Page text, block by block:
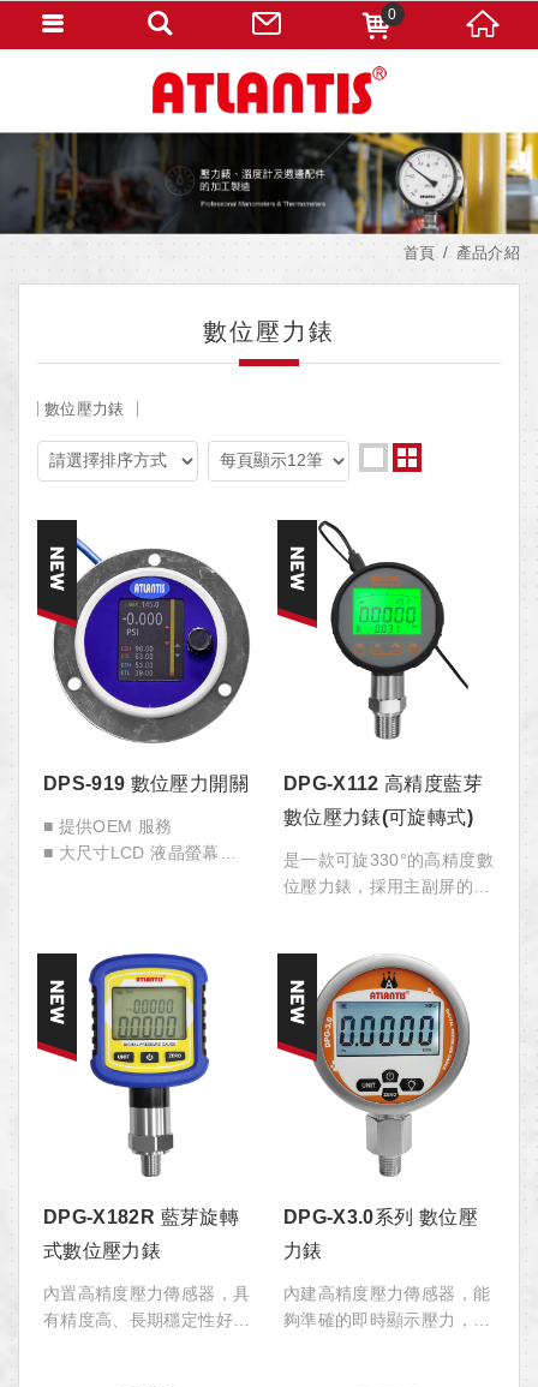
首頁 產品介紹
數位壓力錶
數位壓力錶
DPS-919 數位壓力開關
■ 提供OEM 服務
■ 大尺寸LCD 液晶螢幕
DPG-X112 高精度藍芽
數位壓力錶(可旋轉式)
是一款可旋330°的高精度數
位壓力錶，採用主副屏的分
力最大值、最小值及量程範
圍等數據。可通過type-c 或
藍芽功能匯出紀錄的數據，
並可對多種參數進行設置。
可應用在機械電子行業、工
程機械、壓力實驗室等場
DPG-X182R 藍芽旋轉
式數位壓力錶
內置高精度壓力傳感器，具
有精度高、長期穩定性好的
DPG-X3.0系列 數位壓
力錶
內建高精度壓力傳感器，能
夠準確的即時顯示壓力，具
0